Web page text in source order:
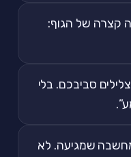
קצרה של הגוף:
סביבכם. בלי
שמגיעה. לא